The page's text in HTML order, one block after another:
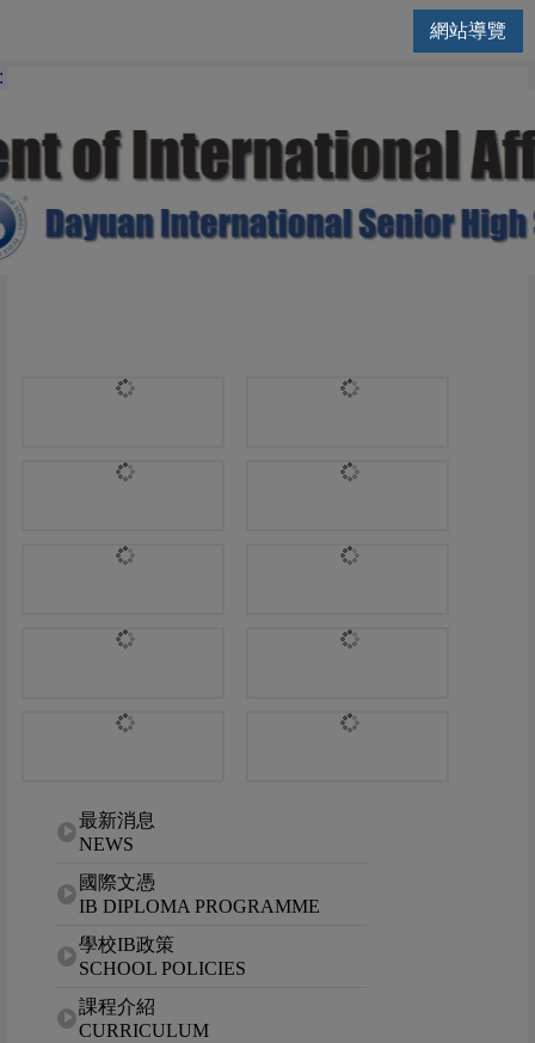
網站導覽
網站選單最新消息
NEWS
國際文憑
IB DIPLOMA PROGRAMME
學校IB政策
SCHOOL POLICIES
課程介紹
CURRICULUM